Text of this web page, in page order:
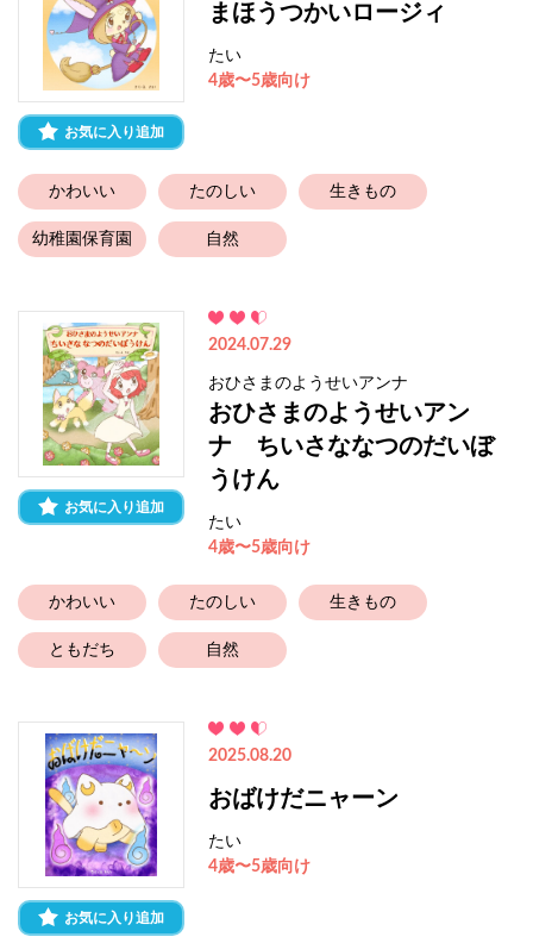
お気に入り追加
まほうつかいロージィ
たい
4歳〜5歳向け
かわいい たのしい 生きもの
幼稚園保育園 自然
お気に入り追加
2024.07.29
おひさまのようせいアンナ
おひさまのようせいアン
ナ ちいさななつのだいぼ
うけん
たい
4歳〜5歳向け
かわいい たのしい 生きもの
ともだち 自然
お気に入り追加
2025.08.20
おばけだニャーン
たい
4歳〜5歳向け